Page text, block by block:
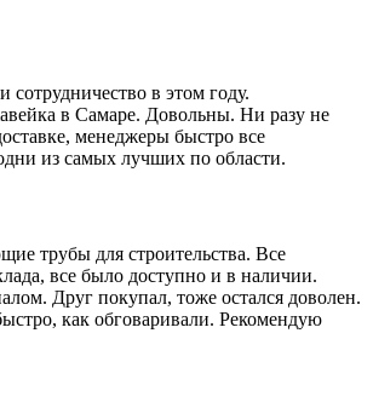
сотрудничество в этом году.
в Самаре. Довольны. Ни разу не
менеджеры быстро все
из самых лучших по области.
трубы для строительства. Все
все было доступно и в наличии.
Друг покупал, тоже остался доволен.
как обговаривали. Рекомендую